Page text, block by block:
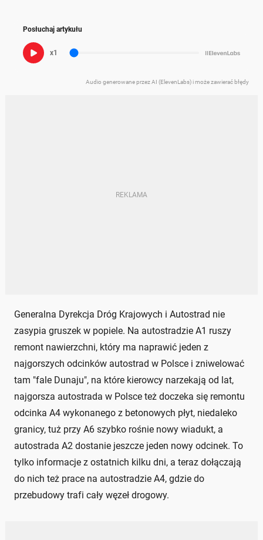
Posłuchaj artykułu
x1
Audio generowane przez AI (ElevenLabs) i może zawierać błędy
Generalna Dyrekcja Dróg Krajowych i Autostrad nie
zasypia gruszek w popiele. Na autostradzie A1 ruszy
remont nawierzchni, który ma naprawić jeden z
najgorszych odcinków autostrad w Polsce i zniwelować
tam "fale Dunaju", na które kierowcy narzekają od lat,
najgorsza autostrada w Polsce też doczeka się remontu
odcinka A4 wykonanego z betonowych płyt, niedaleko
granicy, tuż przy A6 szybko rośnie nowy wiadukt, a
autostrada A2 dostanie jeszcze jeden nowy odcinek. To
tylko informacje z ostatnich kilku dni, a teraz dołączają
do nich też prace na autostradzie A4, gdzie do
przebudowy trafi cały węzeł drogowy.